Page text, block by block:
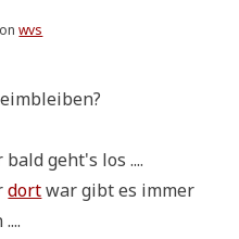
wvs
geht's los ....
dortwar gibt es immer